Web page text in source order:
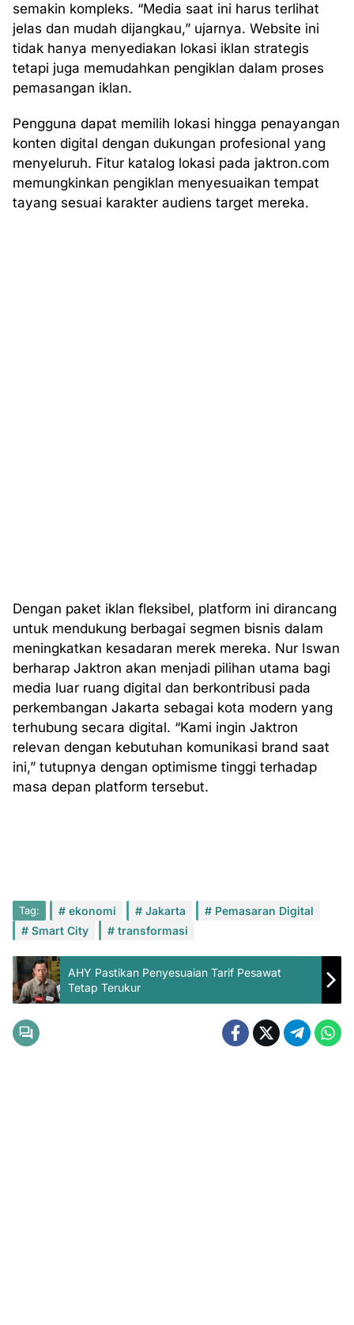
semakin kompleks. “Media saat ini harus terlihat
jelas dan mudah dijangkau,” ujarnya. Website ini
tidak hanya menyediakan lokasi iklan strategis
tetapi juga memudahkan pengiklan dalam proses
pemasangan iklan.
Pengguna dapat memilih lokasi hingga penayangan
konten digital dengan dukungan profesional yang
menyeluruh. Fitur katalog lokasi pada jaktron.com
memungkinkan pengiklan menyesuaikan tempat
tayang sesuai karakter audiens target mereka.
Dengan paket iklan fleksibel, platform ini dirancang
untuk mendukung berbagai segmen bisnis dalam
meningkatkan kesadaran merek mereka. Nur Iswan
berharap Jaktron akan menjadi pilihan utama bagi
media luar ruang digital dan berkontribusi pada
perkembangan Jakarta sebagai kota modern yang
terhubung secara digital. “Kami ingin Jaktron
relevan dengan kebutuhan komunikasi brand saat
ini,” tutupnya dengan optimisme tinggi terhadap
masa depan platform tersebut.
Tag: ekonomi Jakarta
Pemasaran Digital
Smart City
transformasi
AHY Pastikan Penyesuaian Tarif Pesawat
Tetap Terukur